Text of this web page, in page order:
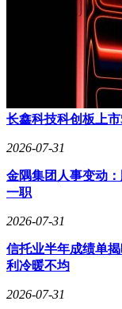
长鑫科技科创板上
2026-07-31
金隅集团人事变动
一职
2026-07-31
信托业半年成绩单
利冷暖不均
2026-07-31